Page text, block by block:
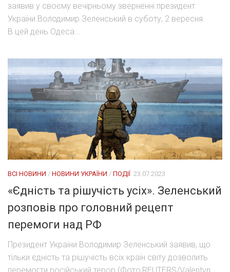
заявив у своєму вечірньому зверненні президент
України Володимир Зеленський в суботу, 2 вересня.
В цей день Одеса...
ВСІ НОВИНИ / НОВИНИ УКРАЇНИ / ПОДІЇ 23.07.2023
«Єдність та рішучість усіх». Зеленський
розповів про головний рецепт
перемоги над РФ
Президент України Володимир Зеленський заявив, що
тільки єдність та рішучість всіх країн світу дозволить